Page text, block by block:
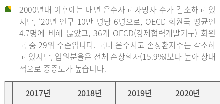
2000년대 이후에는 매년 운수사고 사망자 수가 감소하고 있
지만, ’20년 인구 10만 명당 6명으로, OECD 회원국 평균인
4.7명에 비해 많았고, 36개 OECD(경제협력개발기구) 회원
국 중 29위 수준입니다. 국내 운수사고 손상환자수는 감소하
고 있지만, 입원분율은 전체 손상환자(15.9%)보다 높아 상대
적으로 중증도가 높습니다.
2017년 2018년 2019년
2020년